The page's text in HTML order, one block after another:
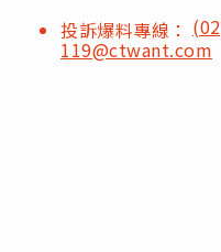
投訴爆料專線：
119@ctwant.com